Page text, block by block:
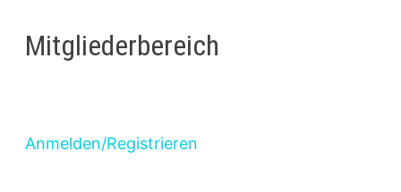
Mitgliederbereich
Anmelden/Registrieren